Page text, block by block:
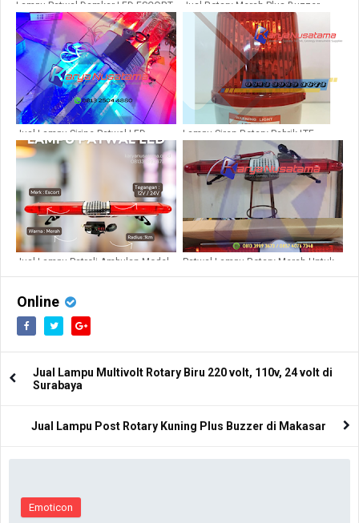
Lampu Patwal Damkar LED ESCORT
TBD-2000
Jual Rotary Merah Plus Buzzer
Pakai Baut 220-24V di Tanggerang
Jual Lampu Sirine Patwal LED
Warna Merah Biru di Surakarta
Lampu Siren Rotary Pabrik LTE-
1121J 5 INCH
Jual Lampu Patroli Ambulan Model
Patwal Lampu Rotary Merah Untuk
Online
Jual Lampu Multivolt Rotary Biru 220 volt, 110v, 24 volt di
Surabaya
Jual Lampu Post Rotary Kuning Plus Buzzer di Makasar
Emoticon